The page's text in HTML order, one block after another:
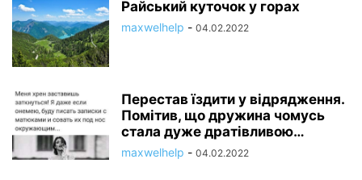
Райський куточок у горах
maxwelhelp - 04.02.2022
Перестав їздити у відрядження.
Помітив, що дружина чомусь
стала дуже дратівливою…
maxwelhelp - 04.02.2022